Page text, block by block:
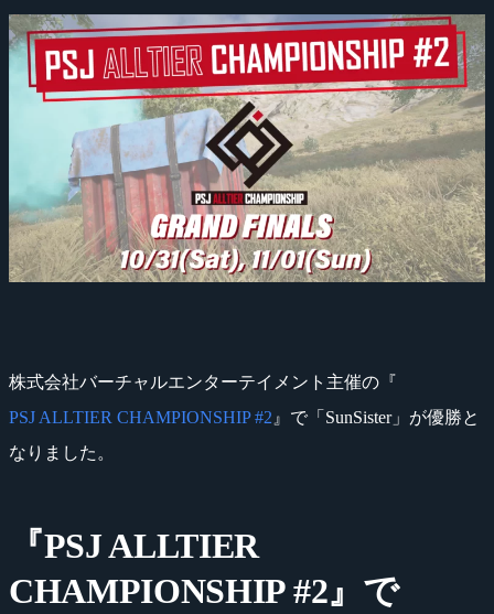
株式会社バーチャルエンターテイメント主催の『
PSJ ALLTIER CHAMPIONSHIP #2 』で「SunSister」が優勝と
なりました。
『PSJ ALLTIER
CHAMPIONSHIP #2』で